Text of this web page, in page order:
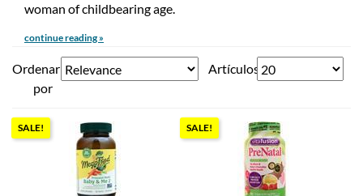
woman of childbearing age.
continue reading »
Ordenar
por
Artículos
SALE! SALE!